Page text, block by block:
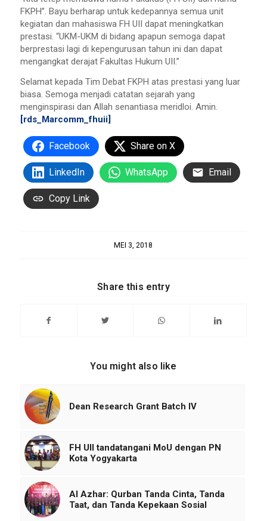
FKPH”. Bayu berharap untuk kedepannya semua unit
kegiatan dan mahasiswa FH UII dapat meningkatkan
prestasi. “UKM-UKM di bidang apapun semoga dapat
berprestasi lagi di kepengurusan tahun ini dan dapat
mengangkat derajat Fakultas Hukum UII.”
Selamat kepada Tim Debat FKPH atas prestasi yang luar
biasa. Semoga menjadi catatan sejarah yang
menginspirasi dan Allah senantiasa meridloi. Amin.
[rds_Marcomm_fhuii]
Facebook Share on X
LinkedIn WhatsApp Email
Copy Link
MEI 3, 2018
Share this entry
You might also like
Dean Research Grant Batch IV
FH UII tandatangani MoU dengan PN
Kota Yogyakarta
Al Azhar: Qurban Tanda Cinta, Tanda
Taat, dan Tanda Kepekaan Sosial